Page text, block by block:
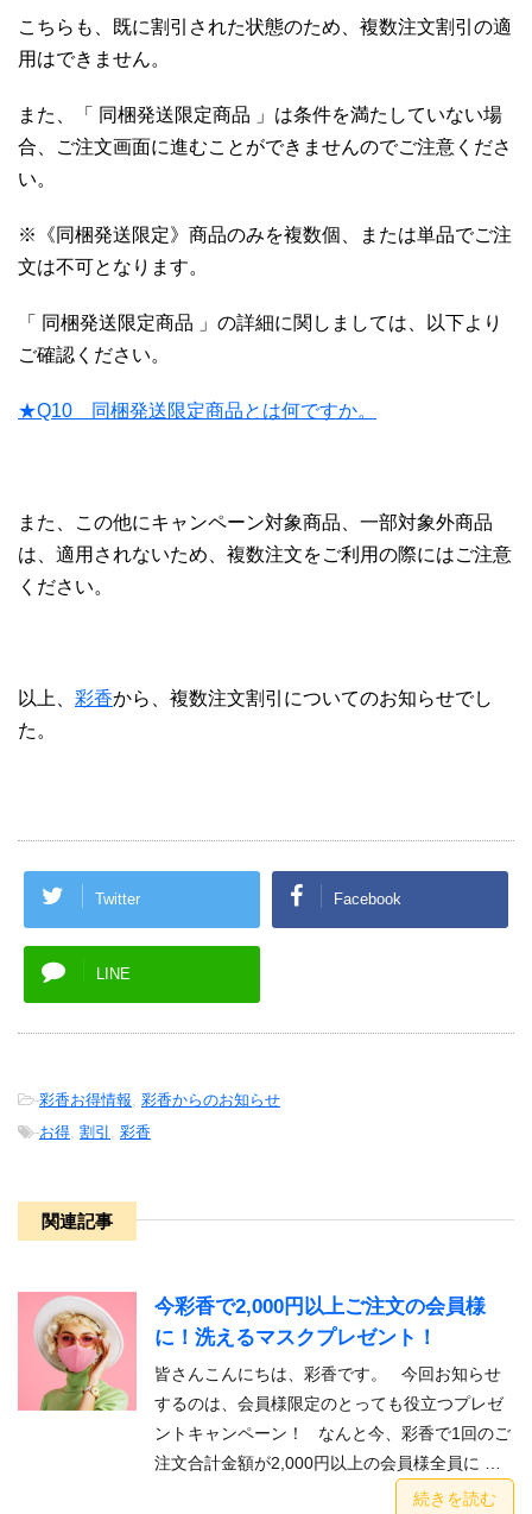
こちらも、既に割引された状態のため、複数注文割引の適
用はできません。
また、「 同梱発送限定商品 」は条件を満たしていない場
合、ご注文画面に進むことができませんのでご注意くださ
い。
※《同梱発送限定》商品のみを複数個、または単品でご注
文は不可となります。
「 同梱発送限定商品 」の詳細に関しましては、以下より
ご確認ください。
★Q10 同梱発送限定商品とは何ですか。
また、この他にキャンペーン対象商品、一部対象外商品
は、適用されないため、複数注文をご利用の際にはご注意
ください。
以上、 彩香から、複数注文割引についてのお知らせでし
た。
Twitter Facebook
LINE
-彩香お得情報 彩香からのお知らせ
-お得 割引 彩香
関連記事
今彩香で2,000円以上ご注文の会員様
に！洗えるマスクプレゼント！
皆さんこんにちは、彩香です。 今回お知らせ
するのは、会員様限定のとっても役立つプレゼ
ントキャンペーン！ なんと今、彩香で1回のご
注文合計金額が2,000円以上の会員様全員に …
続きを読む